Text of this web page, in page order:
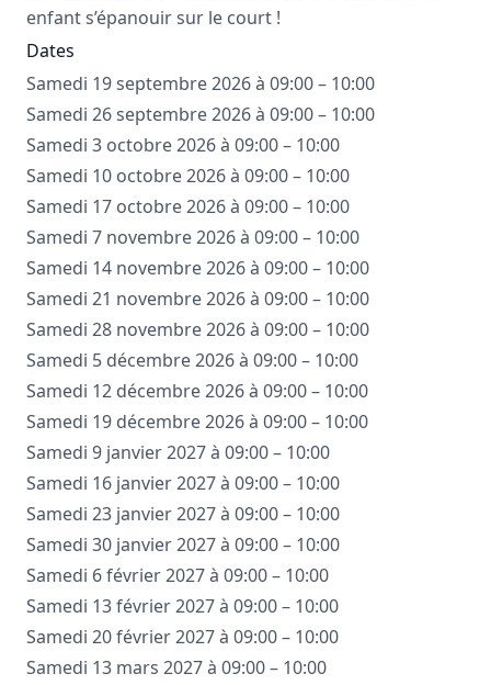
enfant s’épanouir sur le court !
Dates
Samedi 19 septembre 2026 à 09:00 – 10:00
Samedi 26 septembre 2026 à 09:00 – 10:00
Samedi 3 octobre 2026 à 09:00 – 10:00
Samedi 10 octobre 2026 à 09:00 – 10:00
Samedi 17 octobre 2026 à 09:00 – 10:00
Samedi 7 novembre 2026 à 09:00 – 10:00
Samedi 14 novembre 2026 à 09:00 – 10:00
Samedi 21 novembre 2026 à 09:00 – 10:00
Samedi 28 novembre 2026 à 09:00 – 10:00
Samedi 5 décembre 2026 à 09:00 – 10:00
Samedi 12 décembre 2026 à 09:00 – 10:00
Samedi 19 décembre 2026 à 09:00 – 10:00
Samedi 9 janvier 2027 à 09:00 – 10:00
Samedi 16 janvier 2027 à 09:00 – 10:00
Samedi 23 janvier 2027 à 09:00 – 10:00
Samedi 30 janvier 2027 à 09:00 – 10:00
Samedi 6 février 2027 à 09:00 – 10:00
Samedi 13 février 2027 à 09:00 – 10:00
Samedi 20 février 2027 à 09:00 – 10:00
Samedi 13 mars 2027 à 09:00 – 10:00